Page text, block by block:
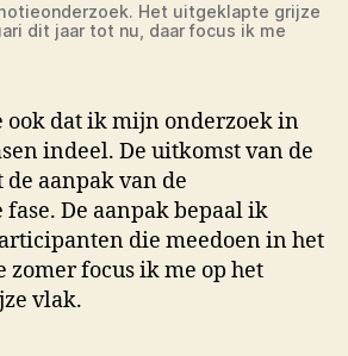
Het uitgeklapte grijze
dit jaar tot nu, daar focus ik me
ook dat ik mijn onderzoek in
indeel. De uitkomst van de
de aanpak van de
De aanpak bepaal ik
die meedoen in het
zomer focus ik me op het
vlak.